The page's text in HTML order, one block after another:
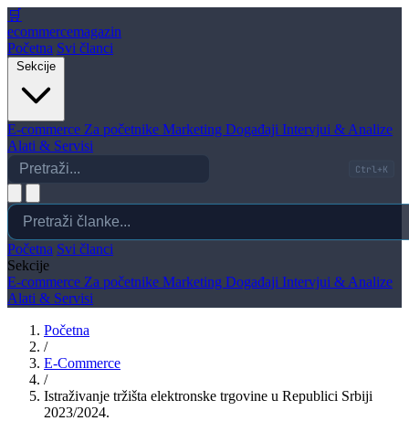
🛒
ecommercemagazin
Početna Svi članci
Sekcije
E-commerce Za početnike Marketing Događaji Intervjui & Analize
Alati & Servisi
Ctrl+K
Početna Svi članci
Sekcije
E-commerce Za početnike Marketing Događaji Intervjui & Analize
Alati & Servisi
Početna
/
E-Commerce
/
Istraživanje tržišta elektronske trgovine u Republici Srbiji
2023/2024.